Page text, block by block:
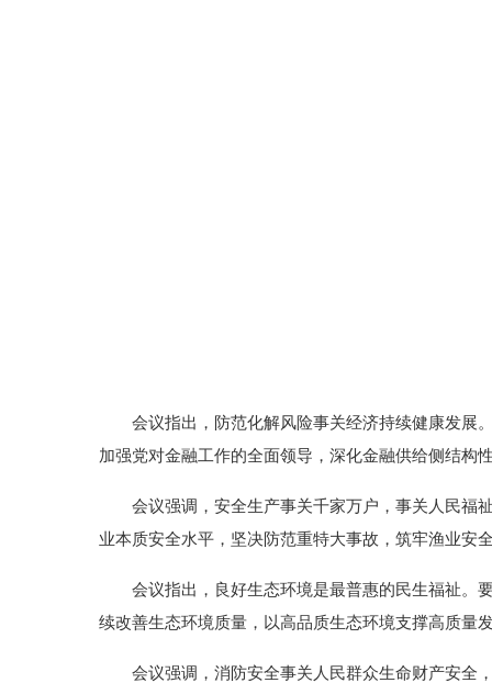
会议指出，防范化解风险事关经济持续健康发展
加强党对金融工作的全面领导，深化金融供给侧结构
会议强调，安全生产事关千家万户，事关人民福
业本质安全水平，坚决防范重特大事故，筑牢渔业安
会议指出，良好生态环境是最普惠的民生福祉。
续改善生态环境质量，以高品质生态环境支撑高质量
会议强调，消防安全事关人民群众生命财产安全